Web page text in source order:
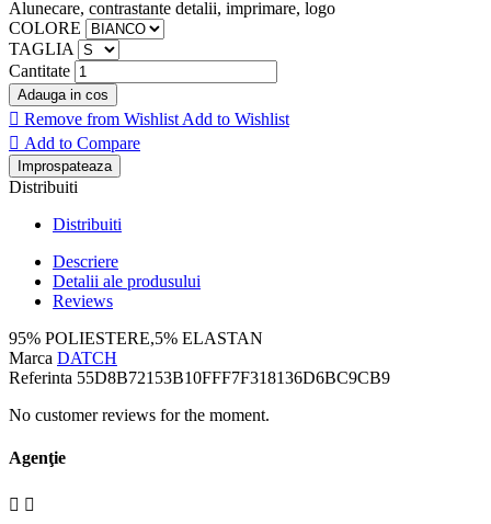
Alunecare, contrastante detalii, imprimare, logo
COLORE
TAGLIA
Cantitate
Adauga in cos
 Remove from Wishlist Add to Wishlist
 Add to Compare
Distribuiti
Distribuiti
Descriere
Detalii ale produsului
Reviews
95% POLIESTERE,5% ELASTAN
Marca DATCH
Referinta 55D8B72153B10FFF7F318136D6BC9CB9
No customer reviews for the moment.
Agenţie
 